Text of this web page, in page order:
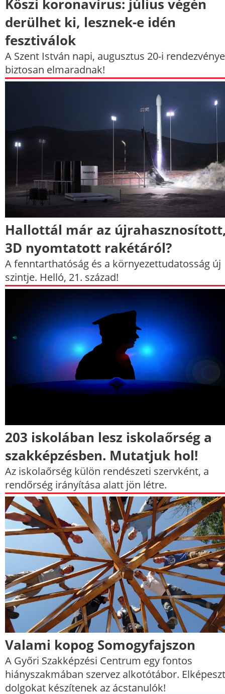
Köszi koronavírus: július végén
derülhet ki, lesznek-e idén
fesztiválok
A Szent István napi, augusztus 20-i
biztosan elmaradnak!
Hallottál már az
3D nyomtatott rakétáról?
A fenntarthatóság és a környezettudatosság új
szintje. Helló, 21. század!
203 iskolában lesz iskolaőrség a
szakképzésben. Mutatjuk hol!
Az iskolaőrség külön rendészeti szervként, a
rendőrség irányítása alatt jön létre.
Valami kopog Somogyfajszon
A Győri Szakképzési Centrum egy fontos
hiányszakmában szervez alkotótábor.
dolgokat készítenek az ácstanulók!